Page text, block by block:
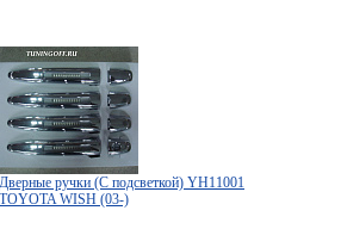
Дверные ручки (С подсветкой) YH11001
TOYOTA WISH (03-)